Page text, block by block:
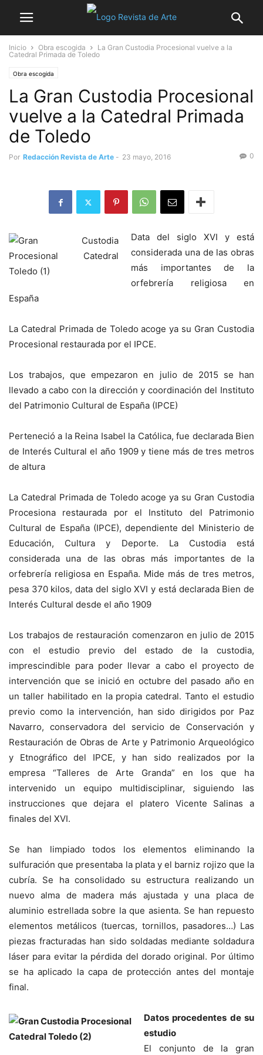
Inicio Obra escogida
La Gran Custodia Procesional vuelve a la
Catedral Primada de Toledo
Obra escogida
La Gran Custodia Procesional
vuelve a la Catedral Primada
de Toledo
Por Redacción Revista de Arte - 23 mayo, 2016 0
Data del siglo XVI y está
considerada una de las obras
más importantes de la
orfebrería religiosa en
España
La Catedral Primada de Toledo acoge ya su Gran Custodia
Procesional restaurada por el IPCE.
Los trabajos, que empezaron en julio de 2015 se han
llevado a cabo con la dirección y coordinación del Instituto
del Patrimonio Cultural de España (IPCE)
Perteneció a la Reina Isabel la Católica, fue declarada Bien
de Interés Cultural el año 1909 y tiene más de tres metros
de altura
La Catedral Primada de Toledo acoge ya su Gran Custodia
Procesiona restaurada por el Instituto del Patrimonio
Cultural de España (IPCE), dependiente del Ministerio de
Educación, Cultura y Deporte. La Custodia está
considerada una de las obras más importantes de la
orfebrería religiosa en España. Mide más de tres metros,
pesa 370 kilos, data del siglo XVI y está declarada Bien de
Interés Cultural desde el año 1909
Los trabajos de restauración comenzaron en julio de 2015
con el estudio previo del estado de la custodia,
imprescindible para poder llevar a cabo el proyecto de
intervención que se inició en octubre del pasado año en
un taller habilitado en la propia catedral. Tanto el estudio
previo como la intervención, han sido dirigidos por Paz
Navarro, conservadora del servicio de Conservación y
Restauración de Obras de Arte y Patrimonio Arqueológico
y Etnográfico del IPCE, y han sido realizados por la
empresa “Talleres de Arte Granda” en los que ha
intervenido un equipo multidisciplinar, siguiendo las
instrucciones que dejara el platero Vicente Salinas a
finales del XVI.
Se han limpiado todos los elementos eliminando la
sulfuración que presentaba la plata y el barniz rojizo que la
cubría. Se ha consolidado su estructura realizando un
nuevo alma de madera más ajustada y una placa de
aluminio estrellada sobre la que asienta. Se han repuesto
elementos metálicos (tuercas, tornillos, pasadores…) Las
piezas fracturadas han sido soldadas mediante soldadura
láser para evitar la pérdida del dorado original. Por último
se ha aplicado la capa de protección antes del montaje
final.
Datos procedentes de su
estudio
El conjunto de la gran